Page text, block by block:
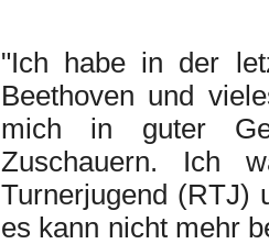
"Ich habe in der
Beethoven und
mich in guter
Zuschauern. Ich
Turnerjugend (RTJ)
es kann nicht mehr